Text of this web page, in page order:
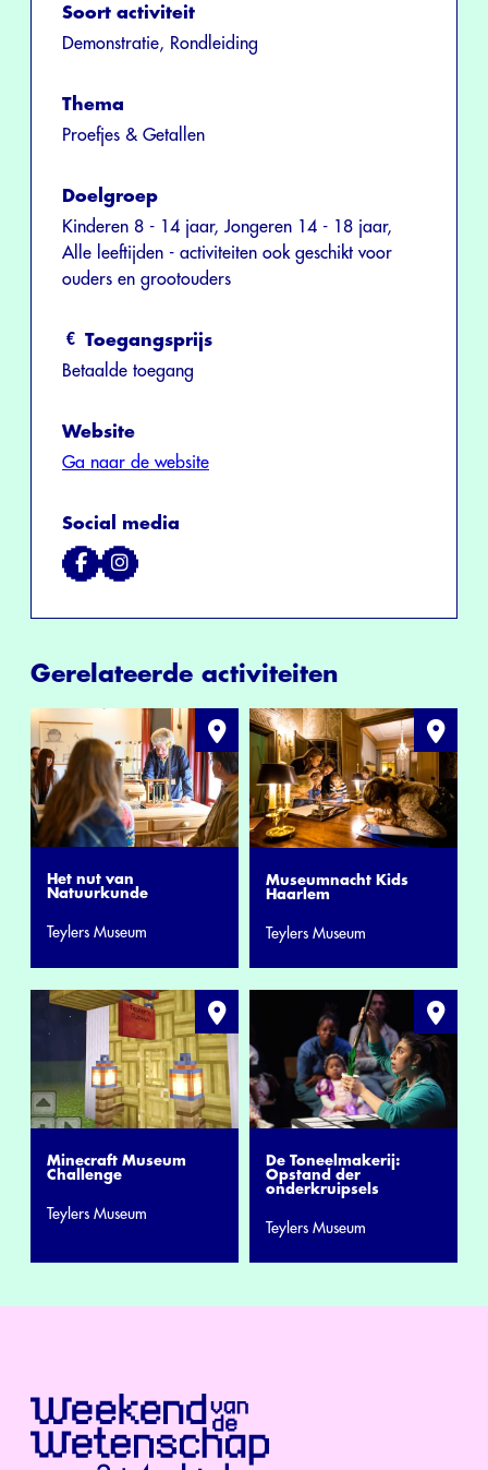
Soort activiteit
Demonstratie, Rondleiding
Thema
Proefjes & Getallen
Doelgroep
Kinderen 8 - 14 jaar, Jongeren 14 - 18 jaar,
Alle leeftijden - activiteiten ook geschikt voor
ouders en grootouders
Toegangsprijs
Betaalde toegang
Website
Ga naar de website
Social media
Gerelateerde activiteiten
Het nut van
Natuurkunde
Teylers Museum
Museumnacht Kids
Haarlem
Teylers Museum
Minecraft Museum
Challenge
Teylers Museum
De Toneelmakerij:
Opstand der
onderkruipsels
Teylers Museum